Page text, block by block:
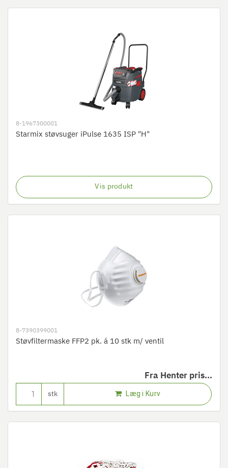
8-1967300001
Starmix støvsuger iPulse 1635 ISP "H"
Vis produkt
8-7390399001
Støvfiltermaske FFP2 pk. á 10 stk m/ ventil
Fra Henter pris...
stk Læg i Kurv